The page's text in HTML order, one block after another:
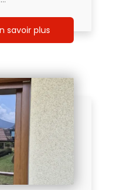
savoir plus